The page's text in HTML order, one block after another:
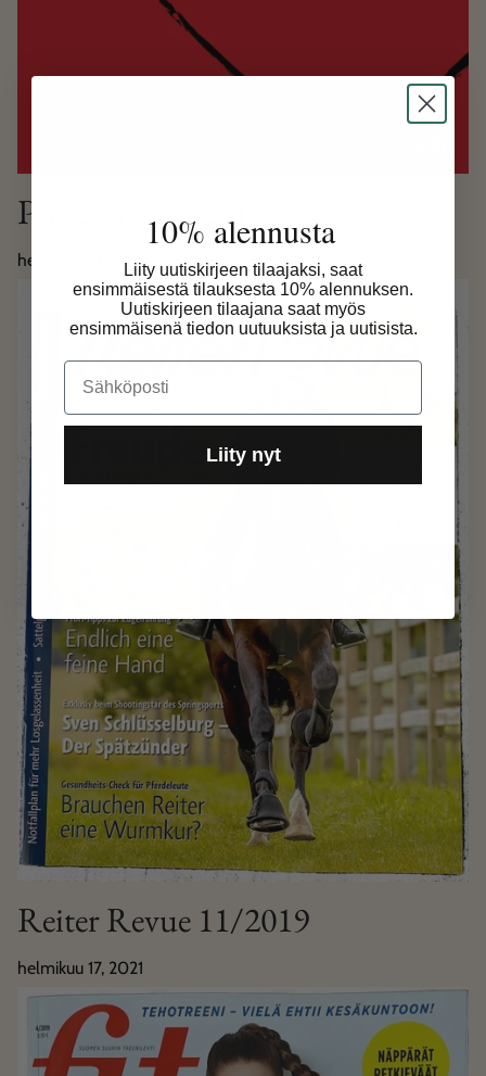
Perheyritys 4/2015
helmikuu 21, 2021
Reiter Revue 11/2019
helmikuu 17, 2021
10% alennusta
Liity uutiskirjeen tilaajaksi, saat
ensimmäisestä tilauksesta 10% alennuksen.
Uutiskirjeen tilaajana saat myös
ensimmäisenä tiedon uutuuksista ja uutisista.
Email
Liity nyt